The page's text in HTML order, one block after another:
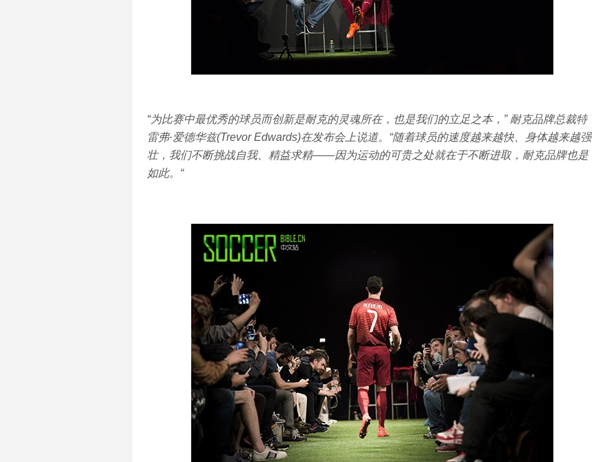
“为比赛中最优秀的球员而创新是耐克的灵魂所在，也是我们的立足之本，” 耐克品牌总裁特
雷弗·爱德华兹(Trevor Edwards)在发布会上说道。“随着球员的速度越来越快、身体越来越强
壮，我们不断挑战自我、精益求精——因为运动的可贵之处就在于不断进取，耐克品牌也是
如此。“